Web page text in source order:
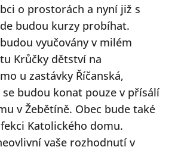
o prostorách a nyní již s
budou kurzy probíhat.
vyučovány v milém
Krůčky dětství na
u zastávky Říčanská,
budou konat pouze v přísálí
v Žebětíně. Obec bude také
Katolického domu.
vaše rozhodnutí v